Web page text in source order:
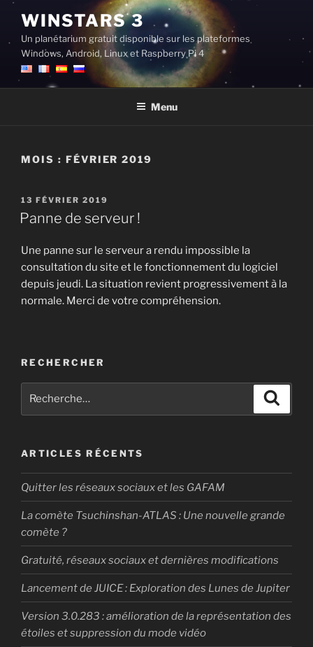
Aller
contenu
principal
WINSTARS 3
Un planétarium gratuit disponible sur les plateformes
Windows, Android, Linux et Raspberry Pi 4
Menu
MOIS : FÉVRIER 2019
PUBLIÉ
LE
13 FÉVRIER 2019
Panne de serveur !
Une panne sur le serveur a rendu impossible la
consultation du site et le fonctionnement du logiciel
depuis jeudi. La situation revient progressivement à la
normale. Merci de votre compréhension.
RECHERCHER
ARTICLES RÉCENTS
Quitter les réseaux sociaux et les GAFAM
La comète Tsuchinshan-ATLAS : Une nouvelle grande
comète ?
Gratuité, réseaux sociaux et dernières modifications
Lancement de JUICE : Exploration des Lunes de Jupiter
Version 3.0.283 : amélioration de la représentation des
étoiles et suppression du mode vidéo